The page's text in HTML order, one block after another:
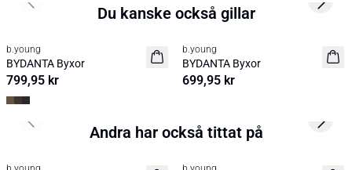
Du kanske också gillar
Nyhet
b.young
BYDANTA Byxor
799,95 kr
Nyhet
b.young
BYDANTA Byxor
699,95 kr
Previous slide Next
Andra har också tittat på
Previous slide Next